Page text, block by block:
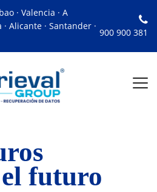
· Valencia · A
Alicante · Santander ·
900 900 381
futuro